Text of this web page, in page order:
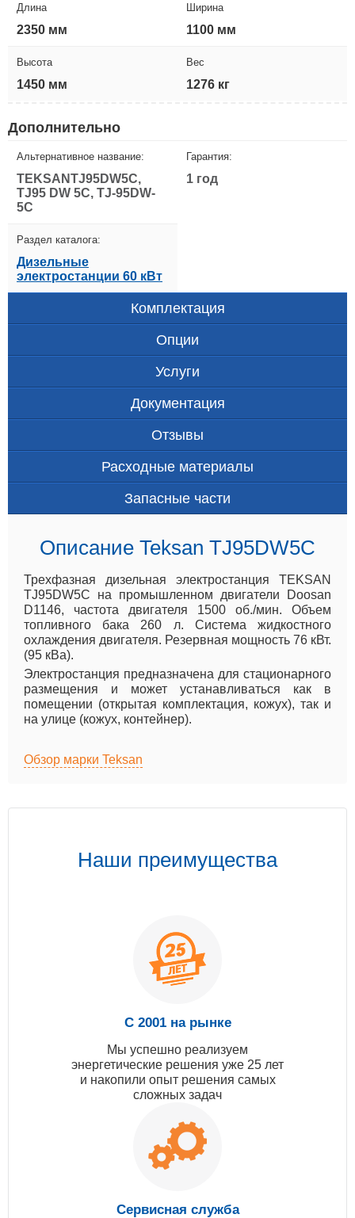
Длина
2350 мм
Ширина
1100 мм
Высота
1450 мм
Вес
1276 кг
Дополнительно
Альтернативное название:
TEKSANTJ95DW5C,
TJ95 DW 5C, TJ-95DW-
5C
Гарантия:
1 год
Раздел каталога:
Дизельные
электростанции 60 кВт
Комплектация
Опции
Услуги
Документация
Отзывы
Расходные материалы
Запасные части
Описание Teksan TJ95DW5C
Трехфазная дизельная электростанция TEKSAN
TJ95DW5C на промышленном двигатели Doosan
D1146, частота двигателя 1500 об./мин. Объем
топливного бака 260 л. Система жидкостного
охлаждения двигателя. Резервная мощность 76 кВт.
(95 кВа).
Электростанция предназначена для стационарного
размещения и может устанавливаться как в
помещении (открытая комплектация, кожух), так и
на улице (кожух, контейнер).
Обзор марки Teksan
Наши преимущества
С 2001 на рынке
Мы успешно реализуем
энергетические решения уже 25 лет
и накопили опыт решения самых
сложных задач
Сервисная служба